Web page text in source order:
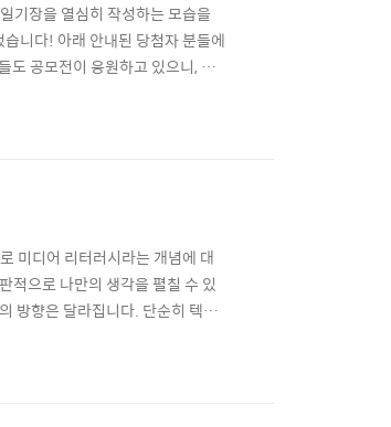
기장을 열심히 작성하는 모습을
니다! 아래 안내된 당첨자 분들에
도 공모전이 응원하고 있으니, 끝
원 6622 3 서준서 8132 4 박신아
미디어 리터러시라는 개념에 대
적으로 나만의 생각을 펼칠 수 있
방향은 달라집니다. 단순히 텍스
키울 수 있는 ‘역량’입니다. 꾸